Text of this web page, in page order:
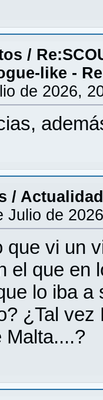
/
like -
de 2026,
/ Actualidad
Julio de
que vi un
el que en
lo iba
¿Tal
Malta....?